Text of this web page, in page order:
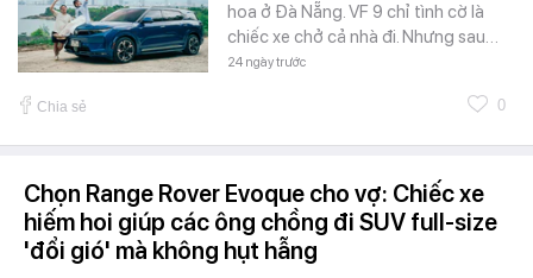
hoa ở Đà Nẵng. VF 9 chỉ tình cờ là
chiếc xe chở cả nhà đi. Nhưng sau…
24 ngày trước
Chia sẻ 0
Chọn Range Rover Evoque cho vợ: Chiếc xe
hiếm hoi giúp các ông chồng đi SUV full-size
'đổi gió' mà không hụt hẫng